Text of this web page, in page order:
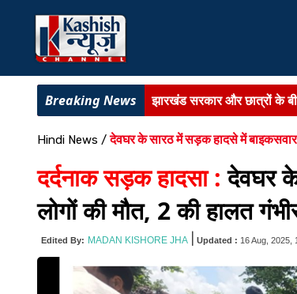
झारखंड सरकार और छात्रों के
विश्व आदिवासी दिवस :
चतुर्थ राष्ट्रीय अंगदान दिवस :
बिहार के सरकारी स्कूलों में बड़ा
कल्लू के भक्ति गीतों पर झूमे
Hindi News / देवघर के सारठ में सड़क हादसे में
दर्दनाक सड़क हादसा :देवघर
लोगों की मौत, 2 की हालत
Edited By: MADAN KISHORE JHA Updated : 16 Aug, 2025,